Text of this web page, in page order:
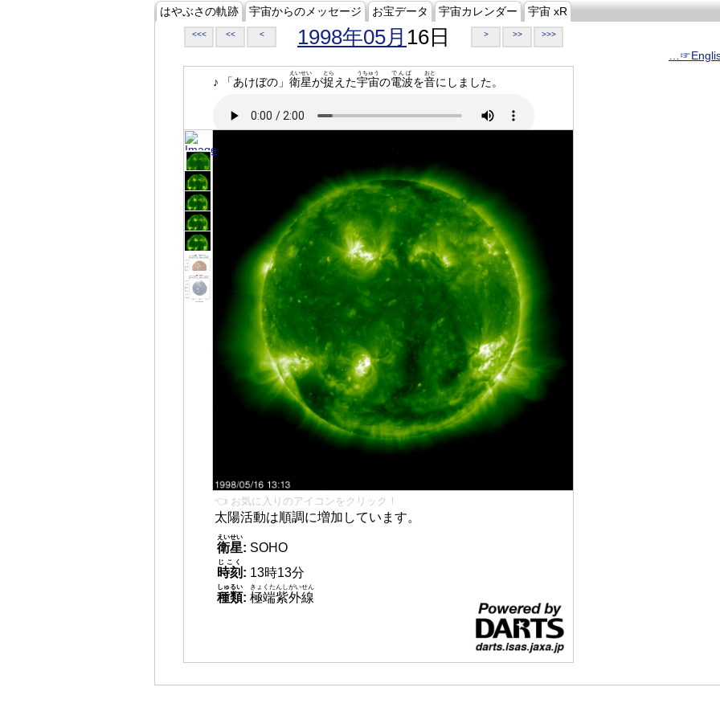
はやぶさの軌跡 宇宙からのメッセージ お宝データ 宇宙カレンダー 宇宙 xR
<<< << < 1998年05月 16日 > >> >>>
♪ 「あけぼの」 衛星
えいせい
が捉
とら
えた宇宙
うちゅう
の電波
でんぱ
を音
おと
にしました。
👈 お気に入りのアイコンをクリック！
太陽活動は順調に増加しています。
衛星
えいせい
: SOHO
時刻
じこく
: 13時13分
種類
しゅるい
: 極端紫外線
きょくたんしがいせん